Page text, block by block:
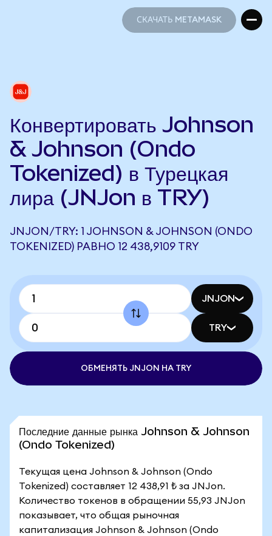
СКАЧАТЬ METAMASK
Конвертировать Johnson
& Johnson (Ondo
Tokenized) в Турецкая
лира (JNJon в TRY)
JNJON/TRY: 1 JOHNSON & JOHNSON (ONDO
TOKENIZED) РАВНО 12 438,9109 TRY
JNJON
TRY
ОБМЕНЯТЬ JNJON НА TRY
Последние данные рынка Johnson & Johnson
(Ondo Tokenized)
Текущая цена Johnson & Johnson (Ondo
Tokenized) составляет 12 438,91 ₺ за JNJon.
Количество токенов в обращении 55,93 JNJon
показывает, что общая рыночная
капитализация Johnson & Johnson (Ondo